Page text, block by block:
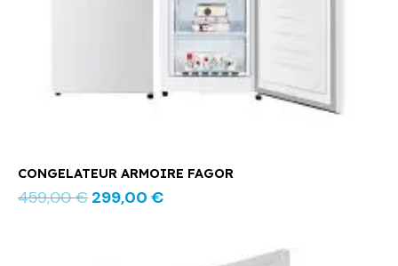
CONGELATEUR ARMOIRE FAGOR
459,00€ 299,00 €